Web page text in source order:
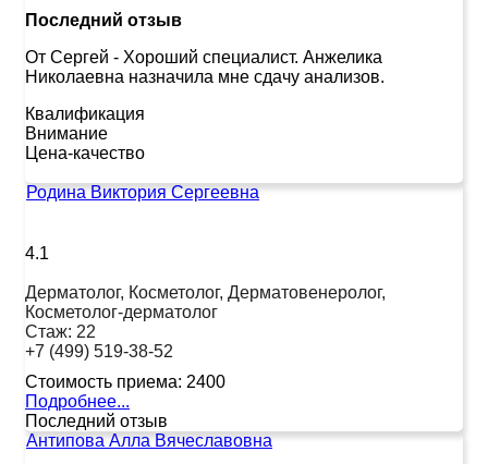
Последний отзыв
От Сергей - Хороший специалист. Анжелика
Николаевна назначила мне сдачу анализов.
Квалификация
Внимание
Цена-качество
Родина Виктория Сергеевна
4.1
Дерматолог, Косметолог, Дерматовенеролог,
Косметолог-дерматолог
Стаж: 22
+7 (499) 519-38-52
Стоимость приема: 2400
Подробнее...
Последний отзыв
Антипова Алла Вячеславовна